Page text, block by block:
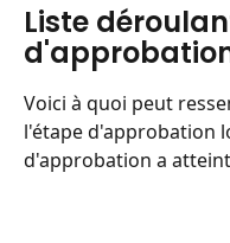
Liste
Voici à quoi peut
l'étape d'approbation
d'approbation a